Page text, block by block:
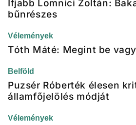
Ifjabb Lomnici Zoltán:
bűnrészes
Vélemények
Tóth Máté: Megint be
Belföld
Puzsér Róberték élesen
államfőjelölés módját
Vélemények